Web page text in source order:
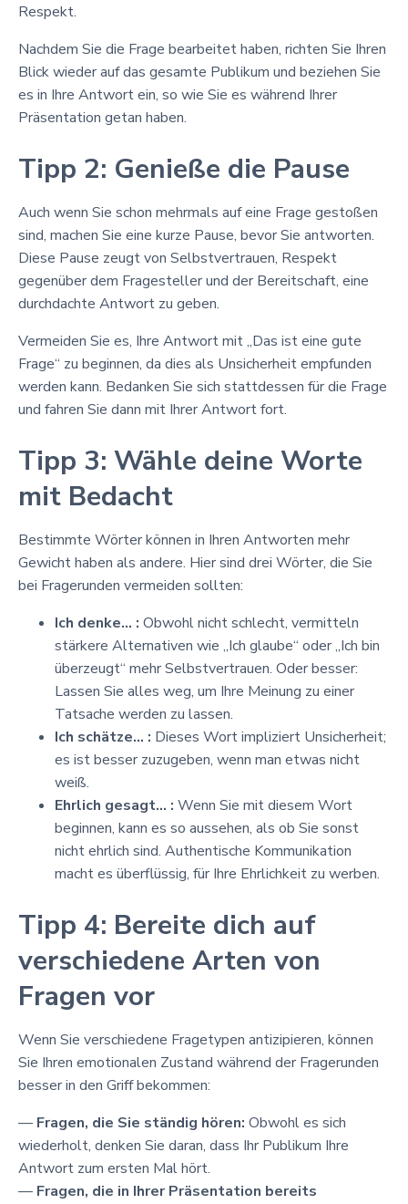
Respekt.
Nachdem Sie die Frage bearbeitet haben, richten Sie Ihren
Blick wieder auf das gesamte Publikum und beziehen Sie
es in Ihre Antwort ein, so wie Sie es während Ihrer
Präsentation getan haben.
Tipp 2: Genieße die Pause
Auch wenn Sie schon mehrmals auf eine Frage gestoßen
sind, machen Sie eine kurze Pause, bevor Sie antworten.
Diese Pause zeugt von Selbstvertrauen, Respekt
gegenüber dem Fragesteller und der Bereitschaft, eine
durchdachte Antwort zu geben.
Vermeiden Sie es, Ihre Antwort mit „Das ist eine gute
Frage“ zu beginnen, da dies als Unsicherheit empfunden
werden kann. Bedanken Sie sich stattdessen für die Frage
und fahren Sie dann mit Ihrer Antwort fort.
Tipp 3: Wähle deine Worte
mit Bedacht
Bestimmte Wörter können in Ihren Antworten mehr
Gewicht haben als andere. Hier sind drei Wörter, die Sie
bei Fragerunden vermeiden sollten:
Ich denke... : Obwohl nicht schlecht, vermitteln
stärkere Alternativen wie „Ich glaube“ oder „Ich bin
überzeugt“ mehr Selbstvertrauen. Oder besser:
Lassen Sie alles weg, um Ihre Meinung zu einer
Tatsache werden zu lassen.
Ich schätze... : Dieses Wort impliziert Unsicherheit;
es ist besser zuzugeben, wenn man etwas nicht
weiß.
Ehrlich gesagt... : Wenn Sie mit diesem Wort
beginnen, kann es so aussehen, als ob Sie sonst
nicht ehrlich sind. Authentische Kommunikation
macht es überflüssig, für Ihre Ehrlichkeit zu werben.
Tipp 4: Bereite dich auf
verschiedene Arten von
Fragen vor
Wenn Sie verschiedene Fragetypen antizipieren, können
Sie Ihren emotionalen Zustand während der Fragerunden
besser in den Griff bekommen:
— Fragen, die Sie ständig hören: Obwohl es sich
wiederholt, denken Sie daran, dass Ihr Publikum Ihre
Antwort zum ersten Mal hört.
— Fragen, die in Ihrer Präsentation bereits